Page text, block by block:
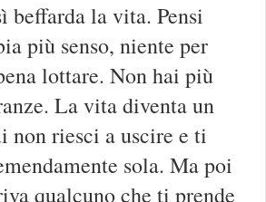
beffarda la vita. Pensi
più senso, niente per
lottare. Non hai più
La vita diventa un
non riesci a uscire e ti
sola. Ma poi
qualcuno che ti prende